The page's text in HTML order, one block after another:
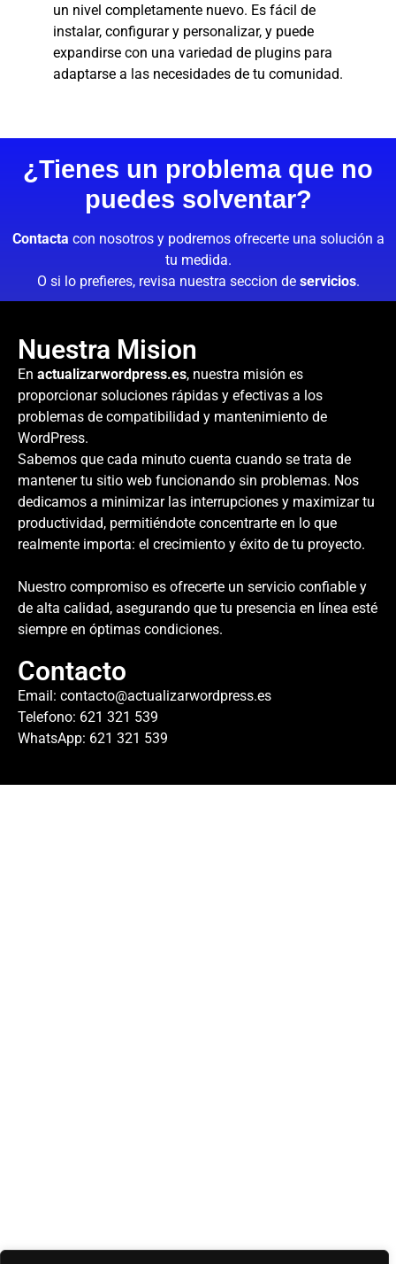
un nivel completamente nuevo. Es fácil de
instalar, configurar y personalizar, y puede
expandirse con una variedad de plugins para
adaptarse a las necesidades de tu comunidad.
¿Tienes un problema que no
puedes solventar?
Contacta con nosotros y podremos ofrecerte una solución a
tu medida.
O si lo prefieres, revisa nuestra seccion de servicios.
Nuestra Mision
En actualizarwordpress.es, nuestra misión es
proporcionar soluciones rápidas y efectivas a los
problemas de compatibilidad y mantenimiento de
WordPress.
Sabemos que cada minuto cuenta cuando se trata de
mantener tu sitio web funcionando sin problemas. Nos
dedicamos a minimizar las interrupciones y maximizar tu
productividad, permitiéndote concentrarte en lo que
realmente importa: el crecimiento y éxito de tu proyecto.
Nuestro compromiso es ofrecerte un servicio confiable y
de alta calidad, asegurando que tu presencia en línea esté
siempre en óptimas condiciones.
Contacto
Email: contacto@actualizarwordpress.es
Telefono: 621 321 539
WhatsApp: 621 321 539